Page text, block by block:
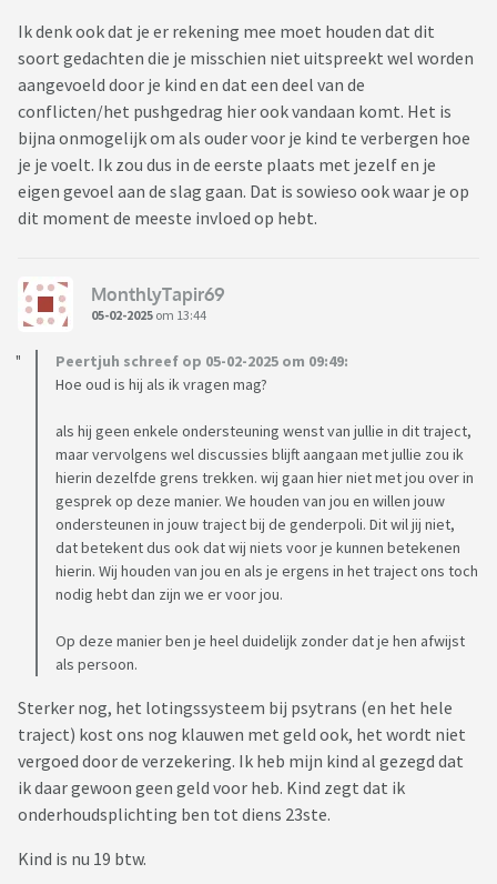
Ik denk ook dat je er rekening mee moet houden dat dit
soort gedachten die je misschien niet uitspreekt wel worden
aangevoeld door je kind en dat een deel van de
conflicten/het pushgedrag hier ook vandaan komt. Het is
bijna onmogelijk om als ouder voor je kind te verbergen hoe
je je voelt. Ik zou dus in de eerste plaats met jezelf en je
eigen gevoel aan de slag gaan. Dat is sowieso ook waar je op
dit moment de meeste invloed op hebt.
MonthlyTapir69
05-02-2025 om 13:44
Peertjuh schreef op 05-02-2025 om 09:49:
Hoe oud is hij als ik vragen mag?
als hij geen enkele ondersteuning wenst van jullie in dit traject,
maar vervolgens wel discussies blijft aangaan met jullie zou ik
hierin dezelfde grens trekken. wij gaan hier niet met jou over in
gesprek op deze manier. We houden van jou en willen jouw
ondersteunen in jouw traject bij de genderpoli. Dit wil jij niet,
dat betekent dus ook dat wij niets voor je kunnen betekenen
hierin. Wij houden van jou en als je ergens in het traject ons toch
nodig hebt dan zijn we er voor jou.
Op deze manier ben je heel duidelijk zonder dat je hen afwijst
als persoon.
Sterker nog, het lotingssysteem bij psytrans (en het hele
traject) kost ons nog klauwen met geld ook, het wordt niet
vergoed door de verzekering. Ik heb mijn kind al gezegd dat
ik daar gewoon geen geld voor heb. Kind zegt dat ik
onderhoudsplichting ben tot diens 23ste.
Kind is nu 19 btw.